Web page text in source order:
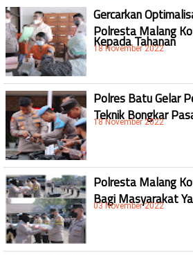
Gercarkan
Polresta Malang
Kepada Tahanan
18 November 2022
Polres Batu Gelar
Teknik Bongkar
18 November 2022
Polresta Malang
Bagi Masyarakat
03 November 2022